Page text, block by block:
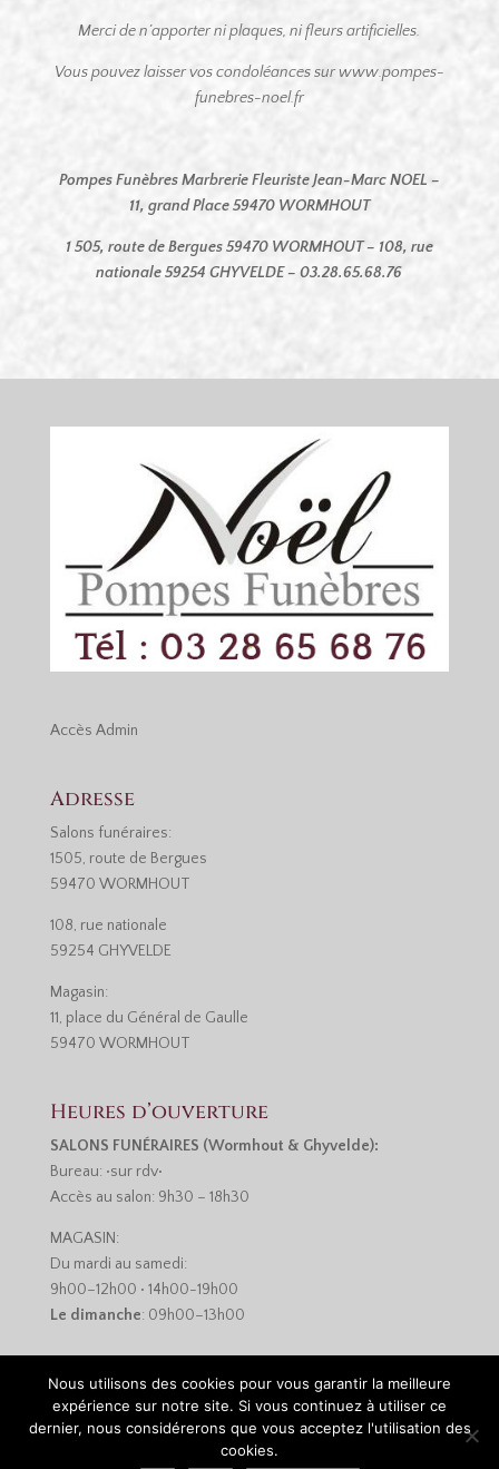
Merci de n’apporter ni plaques, ni fleurs artificielles.
Vous pouvez laisser vos condoléances sur www.pompes-
funebres-noel.fr
Pompes Funèbres Marbrerie Fleuriste Jean-Marc NOEL –
11, grand Place 59470 WORMHOUT
1 505, route de Bergues 59470 WORMHOUT – 108, rue
nationale 59254 GHYVELDE –03.28.65.68.76
Accès Admin
Adresse
Salons funéraires:
1505, route de Bergues
59470 WORMHOUT
108, rue nationale
59254 GHYVELDE
Magasin:
11, place du Général de Gaulle
59470 WORMHOUT
Heures d’ouverture
SALONS FUNÉRAIRES (Wormhout & Ghyvelde):
Bureau: •sur rdv•
Accès au salon: 9h30 – 18h30
MAGASIN:
Du mardi au samedi:
9h00–12h00 • 14h00-19h00
Le dimanche: 09h00–13h00
Monsieur-Site.com
Nous utilisons des cookies pour vous garantir la meilleure
expérience sur notre site. Si vous continuez à utiliser ce
dernier, nous considérerons que vous acceptez l'utilisation des
cookies.